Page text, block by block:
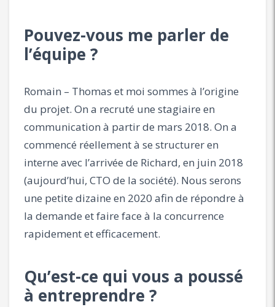
Pouvez-vous me parler de
l’équipe ?
Romain – Thomas et moi sommes à l’origine
du projet. On a recruté une stagiaire en
communication à partir de mars 2018. On a
commencé réellement à se structurer en
interne avec l’arrivée de Richard, en juin 2018
(aujourd’hui, CTO de la société). Nous serons
une petite dizaine en 2020 afin de répondre à
la demande et faire face à la concurrence
rapidement et efficacement.
Qu’est-ce qui vous a poussé
à entreprendre ?